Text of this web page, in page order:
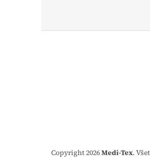
Copyright 2026Medi-Tex.